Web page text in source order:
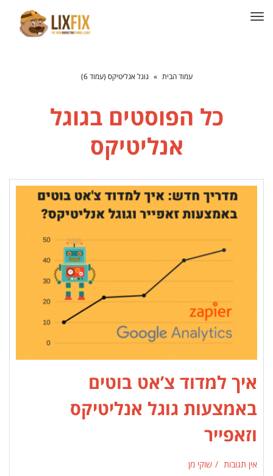
תפריט
עמוד הבית » גוגל אנליטיקס (עמוד 6)
כל הפוסטים בגוגל
אנליטיקס
איך למדוד צ’אט בוטים
באמצעות גוגל אנליטיקס
וזאפייר
אין תגובות שוקי מן